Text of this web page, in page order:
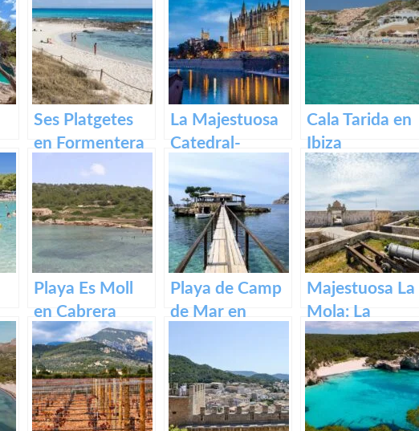
Ses Platgetes
en Formentera
La Majestuosa
Catedral-
Santa María en
Mallorca.
Cala Tarida en
Ibiza
Playa Es Moll
en Cabrera
Playa de Camp
de Mar en
Majestuosa La
Mola: La
Fortaleza de
Menorca